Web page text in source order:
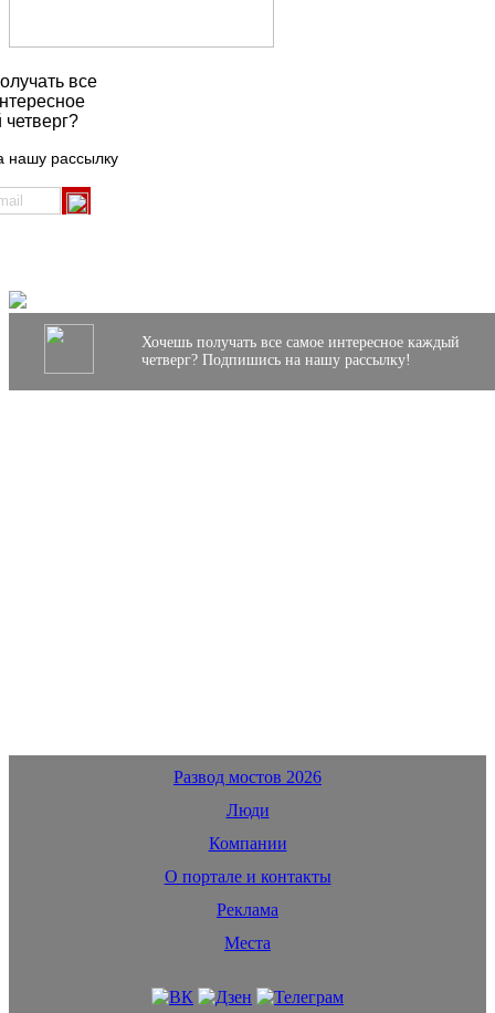
все
нашу рассылку
Хочешь получать все самое интересное каждый
четверг? Подпишись на нашу рассылку!
Развод мостов 2026
Люди
Компании
О портале и контакты
Реклама
Места